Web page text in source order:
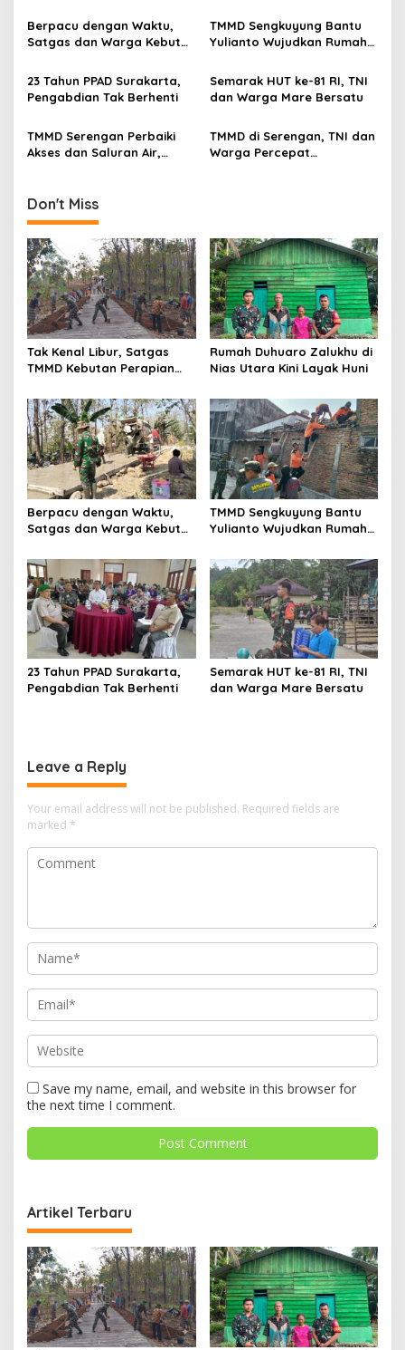
a
i
n
Warga
Berpacu dengan Waktu,
Satgas dan Warga Kebut
Boyolali
TMMD Sengkuyung Bantu
Yulianto Wujudkan Rumah
23 Tahun PPAD Surakarta,
Pengabdian Tak Berhenti
Semarak HUT ke-81 RI, TNI
dan Warga Mare Bersatu
TMMD Serengan Perbaiki
Akses dan Saluran Air,
TMMD di Serengan, TNI dan
Warga Percepat
Don't Miss
Tak Kenal Libur, Satgas
TMMD Kebutan Perapian
Warga
Rumah Duhuaro Zalukhu di
Nias Utara Kini Layak Huni
Berpacu dengan Waktu,
Satgas dan Warga Kebut
Boyolali
TMMD Sengkuyung Bantu
Yulianto Wujudkan Rumah
23 Tahun PPAD Surakarta,
Pengabdian Tak Berhenti
Semarak HUT ke-81 RI, TNI
dan Warga Mare Bersatu
Leave a Reply
Your email address will not be published. Required fields are
marked *
Save my name, email, and website in this browser for
the next time I comment.
Artikel Terbaru